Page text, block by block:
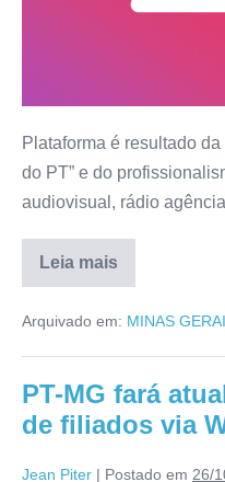
Plataforma é resultado
do PT” e do
audiovisual, rádio
Leia mais
Arquivado em: MINAS
PT-MG fará
de filiados via
Jean Piter | Postado em 26/